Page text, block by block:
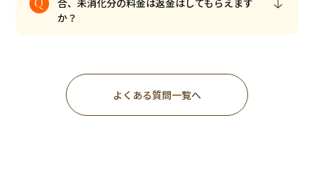
合、未消化分の料金は返金はしてもらえます
か？
よくある質問一覧へ